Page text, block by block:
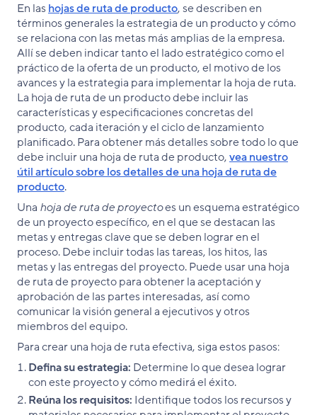
En las hojas de ruta de producto, se describen en
términos generales la estrategia de un producto y cómo
se relaciona con las metas más amplias de la empresa.
Allí se deben indicar tanto el lado estratégico como el
práctico de la oferta de un producto, el motivo de los
avances y la estrategia para implementar la hoja de ruta.
La hoja de ruta de un producto debe incluir las
características y especificaciones concretas del
producto, cada iteración y el ciclo de lanzamiento
planificado. Para obtener más detalles sobre todo lo que
debe incluir una hoja de ruta de producto,vea nuestro
útil artículo sobre los detalles de una hoja de ruta de
producto.
Una hoja de ruta de proyectoes un esquema estratégico
de un proyecto específico, en el que se destacan las
metas y entregas clave que se deben lograr en el
proceso. Debe incluir todas las tareas, los hitos, las
metas y las entregas del proyecto. Puede usar una hoja
de ruta de proyecto para obtener la aceptación y
aprobación de las partes interesadas, así como
comunicar la visión general a ejecutivos y otros
miembros del equipo.
Para crear una hoja de ruta efectiva, siga estos pasos:
Defina su estrategia: Determine lo que desea lograr
con este proyecto y cómo medirá el éxito.
Reúna los requisitos: Identifique todos los recursos y